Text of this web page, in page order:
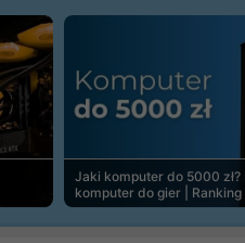
Jaki komputer do 5000 zł?
komputer do gier | Ranking